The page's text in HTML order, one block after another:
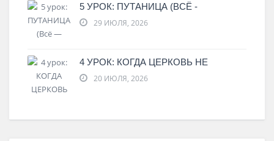
5 УРОК: ПУТАНИЦА (ВСЁ -
29 ИЮЛЯ, 2026
4 УРОК: КОГДА ЦЕРКОВЬ НЕ
20 ИЮЛЯ, 2026